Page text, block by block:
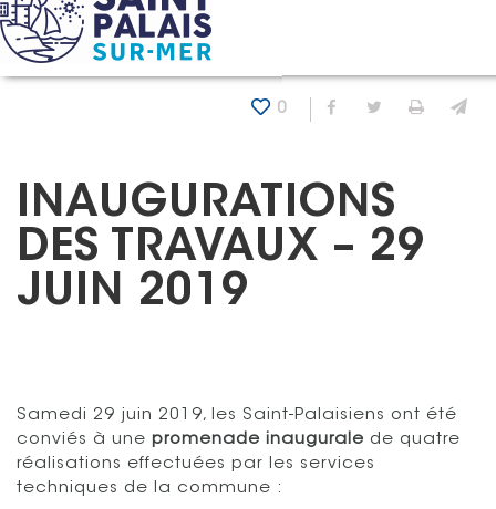
Panneau de gestion des cookies
Accueil Actualités
0 Partager sur
Partager
INAUGURATIONS
DES TRAVAUX – 29
JUIN 2019
Samedi 29 juin 2019, les Saint-Palaisiens ont été
conviés à une promenade inaugurale de quatre
réalisations effectuées par les services
techniques de la commune :